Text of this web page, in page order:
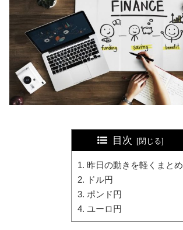
目次
昨日の動きを軽くまとめ
ドル円
ポンド円
ユーロ円